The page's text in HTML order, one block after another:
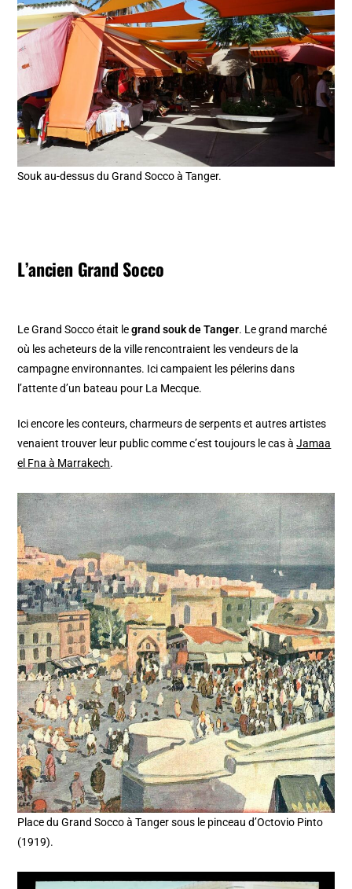
Souk au-dessus du Grand Socco à Tanger.
L’ancien Grand Socco
Le Grand Socco était legrand souk de Tanger. Le grand marché
où les acheteurs de la ville rencontraient les vendeurs de la
campagne environnantes. Ici campaient les pélerins dans
l’attente d’un bateau pour La Mecque.
Ici encore les conteurs, charmeurs de serpents et autres artistes
venaient trouver leur public comme c’est toujours le cas àJamaa
el Fna à Marrakech.
Place du Grand Socco à Tanger sous le pinceau d’Octovio Pinto
(1919).